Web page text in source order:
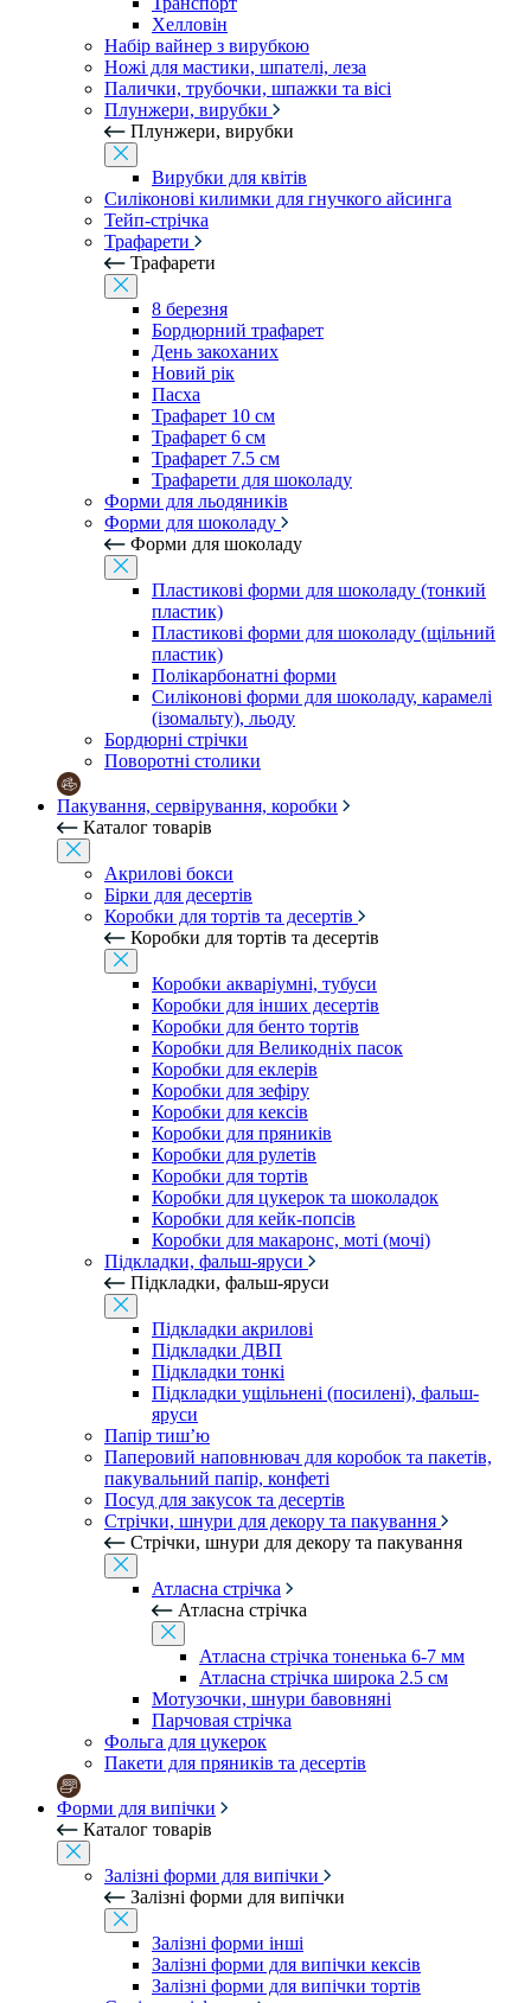
Хелловін
Набір вайнер з вирубкою
Ножі для мастики, шпателі, леза
Палички, трубочки, шпажки та вісі
Плунжери, вирубки
Плунжери, вирубки
Вирубки для квітів
Силіконові килимки для гнучкого айсинга
Тейп-стрічка
Трафарети
Трафарети
8 березня
Бордюрний трафарет
День закоханих
Новий рік
Пасха
Трафарет 10 см
Трафарет 6 см
Трафарет 7.5 см
Трафарети для шоколаду
Форми для льодяників
Форми для шоколаду
Форми для шоколаду
Пластикові форми для шоколаду (тонкий
пластик)
Пластикові форми для шоколаду (щільний
пластик)
Полікарбонатні форми
Силіконові форми для шоколаду, карамелі
(ізомальту), льоду
Бордюрні стрічки
Поворотні столики
Пакування, сервірування, коробки
Каталог товарів
Акрилові бокси
Бірки для десертів
Коробки для тортів та десертів
Коробки для тортів та десертів
Коробки акваріумні, тубуси
Коробки для інших десертів
Коробки для бенто тортів
Коробки для Великодніх пасок
Коробки для еклерів
Коробки для зефіру
Коробки для кексів
Коробки для пряників
Коробки для рулетів
Коробки для тортів
Коробки для цукерок та шоколадок
Коробки для кейк-попсів
Коробки для макаронс, моті (мочі)
Підкладки, фальш-яруси
Підкладки, фальш-яруси
Підкладки акрилові
Підкладки ДВП
Підкладки тонкі
Підкладки ущільнені (посилені), фальш-
яруси
Папір тиш’ю
Паперовий наповнювач для коробок та пакетів,
пакувальний папір, конфеті
Посуд для закусок та десертів
Стрічки, шнури для декору та пакування
Стрічки, шнури для декору та пакування
Атласна стрічка
Атласна стрічка
Атласна стрічка тоненька 6-7 мм
Атласна стрічка широка 2.5 см
Мотузочки, шнури бавовняні
Парчовая стрічка
Фольга для цукерок
Пакети для пряників та десертів
Форми для випічки
Каталог товарів
Залізні форми для випічки
Залізні форми для випічки
Залізні форми інші
Залізні форми для випічки кексів
Залізні форми для випічки тортів